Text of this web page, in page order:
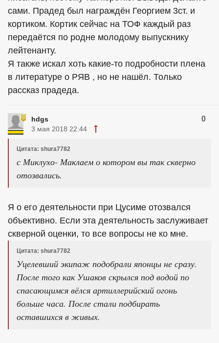
сами. Прадед был награждён Георгием 3ст. и
кортиком. Кортик сейчас на ТОФ каждый раз
передаётся по родне молодому выпускнику
лейтенанту.
Я также искал хоть какие-то подробности плена
в литературе о РЯВ , но не нашёл. Только
рассказ прадеда.
hdgs 0
3 мая 2018 22:44
Цитата: shura7782
с Миклухо- Маклаем о котором вы так скверно
отозвались.
Я о его деятельности при Цусиме отозвался
объективно. Если эта деятельность заслуживает
скверной оценки, то все вопросы не ко мне.
Цитата: shura7782
Уцелевший экипаж подобрали японцы не сразу.
После того как Ушаков скрылся под водой по
спасающимся вёлся артиллерийский огонь
больше часа. После стали подбирать
оставшихся в живых.